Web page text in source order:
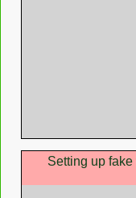
Setting up